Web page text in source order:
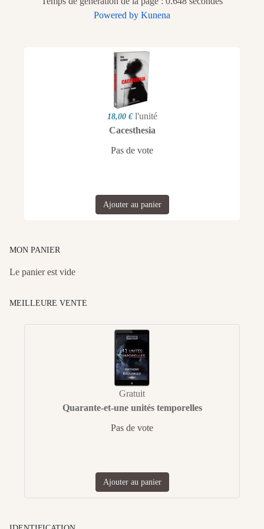
Powered by Kunena
18,00 € l'unité
Cacesthesia
Pas de vote
Ajouter au panier
MON PANIER
Le panier est vide
MEILLEURE VENTE
Gratuit
Quarante-et-une unités temporelles
Pas de vote
Ajouter au panier